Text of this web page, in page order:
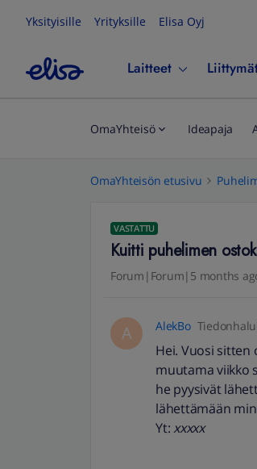
Yksityisille Yrityksille Elisa Oyj
Laitteet
OmaYhteisö Ideapaja
OmaYhteisön etusivu
VASTATTU
Kuitti puhelimen
Forum|Forum|5 months
A AlekBo
Hei. Vuosi sitten
muutama viikko
he pyysivät
lähettämään
Yt:xxxxx